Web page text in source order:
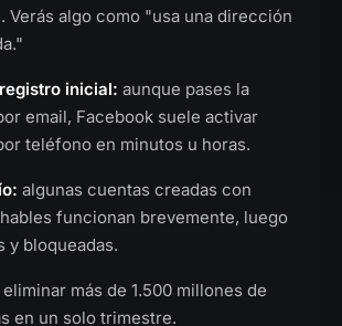
Verás algo como "usa una dirección
inicial: aunque pases la
email, Facebook suele activar
teléfono en minutos u horas.
algunas cuentas creadas con
funcionan brevemente, luego
y bloqueadas.
más de 1.500 millones de
en un solo trimestre.